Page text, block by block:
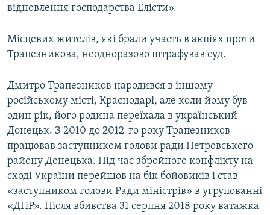
відновлення господарства Елісти».
Місцевих жителів, які брали участь в акціях проти
Трапезникова, неодноразово штрафував суд.
Дмитро Трапезников народився в іншому
російському місті, Краснодарі, але коли йому був
один рік, його родина переїхала в український
Донецьк. З 2010 до 2012-го року Трапезников
працював заступником голови ради Петровського
району Донецька. Під час збройного конфлікту на
сході України перейшов на бік бойовиків і став
«заступником голови Ради міністрів» в угрупованні
«ДНР». Після вбивства 31 серпня 2018 року ватажка